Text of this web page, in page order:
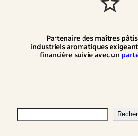
Partenaire des maîtres
industriels aromatiques
financière suivie avec un